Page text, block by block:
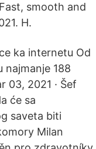
smooth and
H.
ka internetu Od
najmanje 188
03, 2021 · Šef
će sa
saveta biti
Milan